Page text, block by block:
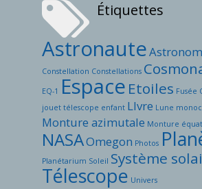
Étiquettes
Astronaute
Constellation Constellations
EQ-1 Espace Etoiles Fusée
jouet télescope enfant LIvre Lune
Monture azimutale Monture
NASAOmegon Photos
Planétarium Soleil Système
Télescope Univers